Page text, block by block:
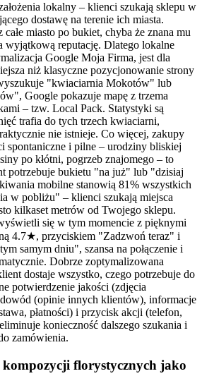
lokalny – klienci szukają sklepu w
dostawę na terenie ich miasta.
miasto po bukiet, chyba że znana mu
wyjątkową reputację. Dlatego lokalne
Google Moja Firma, jest dla
niż klasyczne pozycjonowanie strony
"kwiaciarnia Mokotów" lub
Google pokazuje mapę z trzema
– tzw. Local Pack. Statystyki są
trafia do tych trzech kwiaciarni,
nie istnieje. Co więcej, zakupy
spontaniczne i pilne – urodziny bliskiej
po kłótni, pogrzeb znajomego – to
potrzebuje bukietu "na już" lub "dzisiaj
mobilne stanowią 81% wszystkich
w pobliżu" – klienci szukają miejsca
kilkaset metrów od Twojego sklepu.
się w tym momencie z pięknymi
4.7★, przyciskiem "Zadzwoń teraz" i
samym dniu", szansa na połączenie i
Dobrze zoptymalizowana
dostaje wszystko, czego potrzebuje do
potwierdzenie jakości (zdjęcia
(opinie innych klientów), informacje
płatności) i przycisk akcji (telefon,
konieczność dalszego szukania i
zamówienia.
florystycznych jako